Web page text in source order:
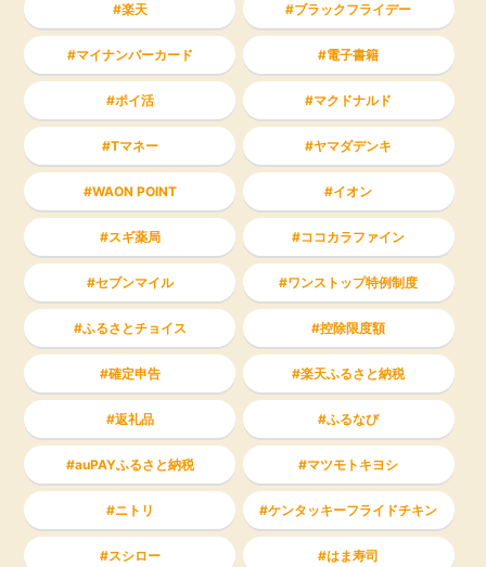
楽天 ブラックフライデー
マイナンバーカード 電子書籍
ポイ活 マクドナルド
Tマネー ヤマダデンキ
WAON POINT イオン
スギ薬局 ココカラファイン
セブンマイル ワンストップ特例制度
ふるさとチョイス 控除限度額
確定申告 楽天ふるさと納税
返礼品 ふるなび
auPAYふるさと納税 マツモトキヨシ
ニトリ ケンタッキーフライドチキン
スシロー はま寿司